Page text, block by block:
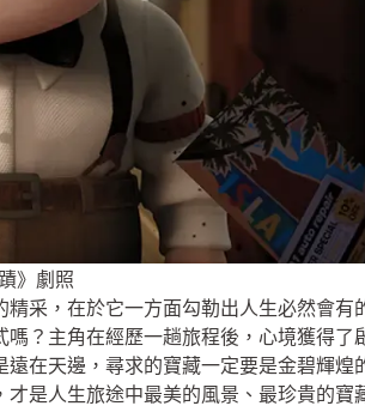
》劇照
采，在於它一方面勾勒出人生必然會有
？主角在經歷一趟旅程後，心境獲得了
在天邊，尋求的寶藏一定要是金碧輝煌
是人生旅途中最美的風景、最珍貴的寶